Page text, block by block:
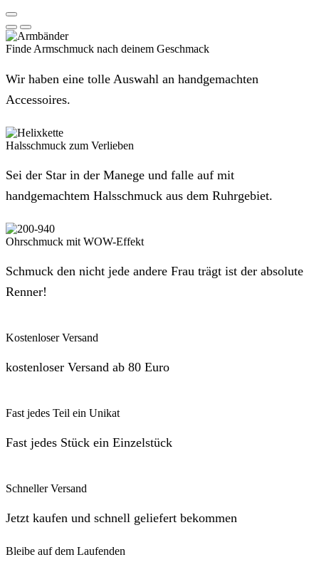
Finde Armschmuck nach deinem Geschmack
Wir haben eine tolle Auswahl an handgemachten
Accessoires.
Halsschmuck zum Verlieben
Sei der Star in der Manege und falle auf mit
handgemachtem Halsschmuck aus dem Ruhrgebiet.
Ohrschmuck mit WOW-Effekt
Schmuck den nicht jede andere Frau trägt ist der absolute
Renner!
Kostenloser Versand
kostenloser Versand ab 80 Euro
Fast jedes Teil ein Unikat
Fast jedes Stück ein Einzelstück
Schneller Versand
Jetzt kaufen und schnell geliefert bekommen
Bleibe auf dem Laufenden